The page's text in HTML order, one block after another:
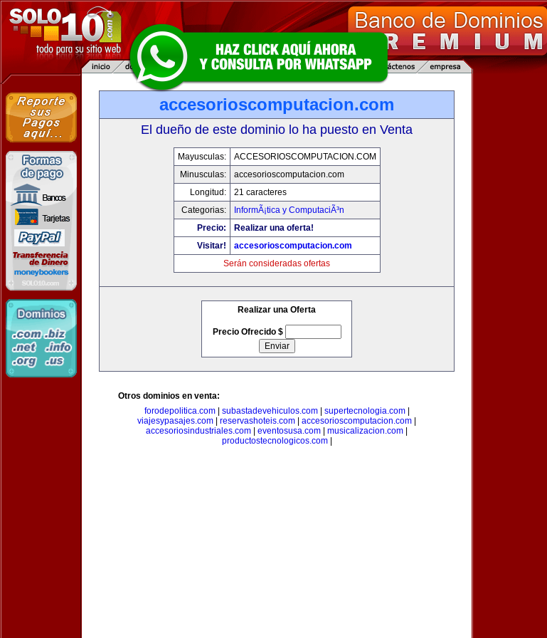
accesorioscomputacion.com
El dueño de este dominio lo ha puesto en Venta
Mayusculas:
ACCESORIOSCOMPUTACION.COM
Minusculas:
accesorioscomputacion.com
Longitud:
21 caracteres
Categorias:
InformÃ¡tica y ComputaciÃ³n
Precio:
Realizar una oferta!
Visitar!
accesorioscomputacion.com
Serán consideradas ofertas
Realizar una Oferta
Precio Ofrecido $
Otros dominios en venta:
forodepolitica.com| subastadevehiculos.com| supertecnologia.com|
viajesypasajes.com
reservashoteis.com accesorioscomputacion.com
accesoriosindustriales.com
eventosusa.com musicalizacion.com
productostecnologicos.com|